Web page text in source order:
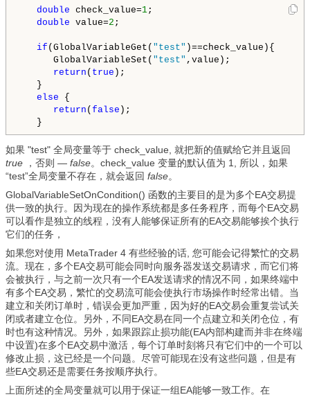
double check_value=1;
double value=2 ;
if (GlobalVariableGet( "test" )==check_value){
GlobalVariableSet( "test" ,value);
return ( true );
}
else {
return ( false );
如果 "test" 全局变量等于 check_value, 就把新的值赋给它并且返回
true ，否则 — false。check_value 变量的默认值为 1, 所以，如果
“test”全局变量不存在，就会返回 false。
GlobalVariableSetOnCondition() 函数的主要目的是为多个EA交易提
供一致的执行。因为现在的操作系统都是多任务程序，而每个EA交易
可以看作是独立的线程，没有人能够保证所有的EA交易能够挨个执行
它们的任务，
如果您对使用 MetaTrader 4 有些经验的话, 您可能会记得繁忙的交易
流。现在，多个EA交易可能会同时向服务器发送交易请求，而它们将
会被执行，与之前一次只有一个EA发送请求的情况不同，如果终端中
有多个EA交易，繁忙的交易流可能会使执行市场操作时经常出错。当
建立和关闭订单时，错误会更加严重，因为好的EA交易会重复尝试关
闭或者建立仓位。另外，不同EA交易在同一个点建立和关闭仓位，有
时也有这种情况。另外，如果跟踪止损功能(EA内部构建而并非在终端
中设置)在多个EA交易中激活，每个订单时刻将只有它们中的一个可以
修改止损，这已经是一个问题。尽管可能现在没有这些问题，但是有
些EA交易还是需要任务按顺序执行。
上面所述的全局变量就可以用于保证一组EA能够一致工作。在